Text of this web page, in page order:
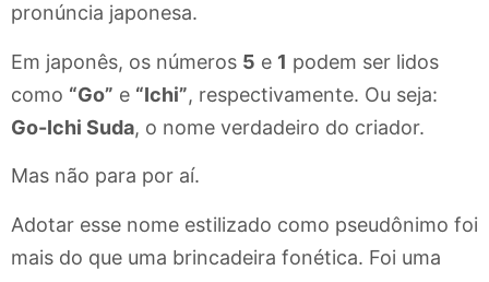
pronúncia japonesa.
Em japonês, os números 5 e 1 podem ser lidos
como “Go” e “Ichi”, respectivamente. Ou seja:
Go-Ichi Suda, o nome verdadeiro do criador.
Mas não para por aí.
Adotar esse nome estilizado como pseudônimo foi
mais do que uma brincadeira fonética. Foi uma